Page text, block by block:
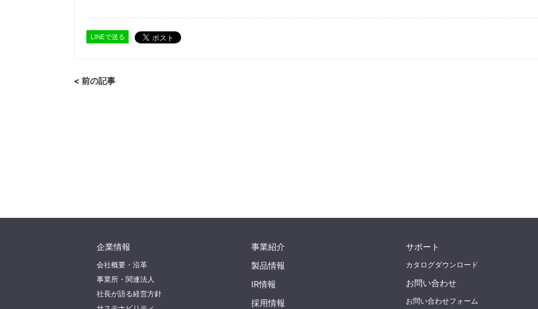
LINEで送る
< 前の記事
企業情報
会社概要・沿革
事業所・関連法人
社長が語る経営方針
事業紹介
製品情報
IR情報
採用情報
サポート
カタログダウンロード
お問い合わせ
お問い合わせフォーム